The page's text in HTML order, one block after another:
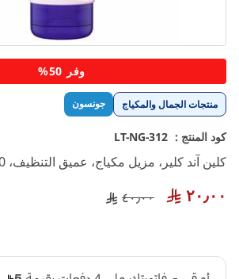
منتجات الجمال والمكياج جونسون
كود المنتج : LT-NG-312
كلين آند كلير، مزيل مكياج، عميق التنظيف، 150 مل
٢٠٫٠٠ ٤٠٫٠٠
تخطي
إلى
بداية
معرض
الصور
وفر 50%